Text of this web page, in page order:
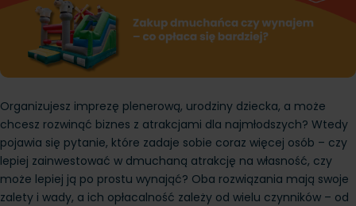
Organizujesz imprezę plenerową, urodziny dziecka, a może
chcesz rozwinąć biznes z atrakcjami dla najmłodszych? Wtedy
pojawia się pytanie, które zadaje sobie coraz więcej osób – czy
lepiej zainwestować w dmuchaną atrakcję na własność, czy
może lepiej ją po prostu wynająć? Oba rozwiązania mają swoje
zalety i wady, a ich opłacalność zależy od wielu czynników – od